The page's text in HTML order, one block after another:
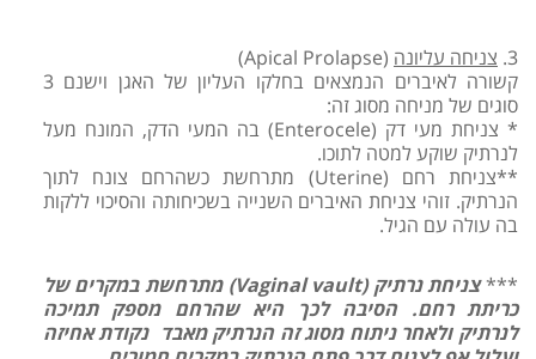
3. צניחה עליונה (Apical Prolapse)
קשורה לאיברים הנמצאים בחלקו העליון של האגן וישנם 3
סוגים של מניחה מסוג זה:
* צניחת מעי דק (Enterocele) בה המעי הדק, המונח מעל
לנרתיק שוקע למטה לתוכו.
**צניחת רחם (Uterine) מתרחשת כשהרחם צונח לתוך
הנרתיק. זוהי צניחת האיברים השנייה בשכיחותה והסיכוי ללקות
בה עולה עם הגיל.
***
צניחת נרתיק (Vaginal vault) מתרחשת במקרים של
כריתת רחם. הסיבה לכך היא שהרחם מספק תמיכה
לנרתיק ולאחר ניתוח מסוג זה הנרתיק מאבד נקודת אחיזה